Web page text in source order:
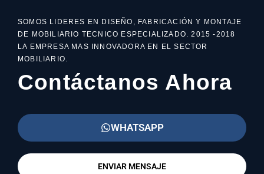
SOMOS LIDERES EN DISEÑO, FABRICACIÓN Y MONTAJE
DE MOBILIARIO TECNICO ESPECIALIZADO. 2015 -2018
LA EMPRESA MAS INNOVADORA EN EL SECTOR
MOBILIARIO.
Contáctanos Ahora
WHATSAPP
ENVIAR MENSAJE